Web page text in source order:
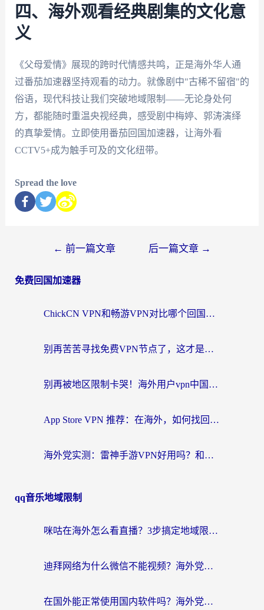
四、海外观看经典剧集的文化意
义
《父母爱情》展现的跨时代情感共鸣，正是海外华人通
过番茄加速器坚持观看的动力。就像剧中"古稀不留宿"的
俗语，现代科技让我们突破地域限制——无论身处何
方，都能随时重温央视经典，感受剧中梅婷、郭涛演绎
的真挚爱情。立即使用番茄回国加速器，让海外看
CCTV5+成为触手可及的文化纽带。
Spread the love
← 前一篇文章 后一篇文章 →
免费回国加速器
ChickCN VPN和畅游VPN对比哪个回国效果更好？海外党必看的回国加速器选择指南
别再苦苦寻找免费VPN节点了，这才是海外访问国内资源的正确姿势
别再被地区限制卡哭！海外用户vpn中国下载全攻略，无缝刷剧办公社交
App Store VPN 推荐：在海外，如何找回那扇回家的“任意门”？
海外党实测：雷神手游VPN好用吗？和闪电VPN对比哪个回国效果更好？附小众工具深度测评
qq音乐地域限制
咪咕在海外怎么看直播？3步搞定地域限制，还能畅看腾讯视频与国内热剧
迪拜网络为什么微信不能视频？海外党必看的回国加速全攻略
在国外能正常使用国内软件吗？海外党亲测有效的无缝访问指南